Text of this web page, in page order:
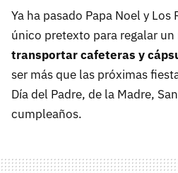
Ya ha pasado Papa Noel y Los
único pretexto para regalar un
transportar cafeteras y
ser más que las próximas
Día del Padre, de la Madre,
cumpleaños.